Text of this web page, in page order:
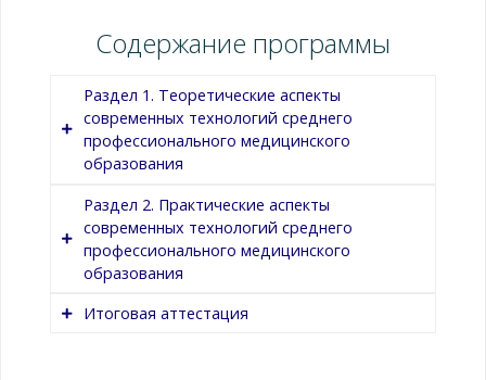
Содержание программы
Раздел 1. Теоретические аспекты
современных технологий среднего
профессионального медицинского
образования
Название темы Содержание темы
1.1. Виды
деятельности
Раздел 2. Практические аспекты
современных технологий среднего
профессионального медицинского
образования
Итоговая аттестация